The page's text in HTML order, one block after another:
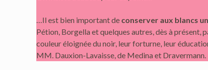
…Il est bien important de conserver aux blancs
Pétion, Borgella et quelques autres, dès à présent,
couleur éloignée du noir, leur forturne, leur
MM. Dauxion-Lavaisse, de Medina et Dravermann.